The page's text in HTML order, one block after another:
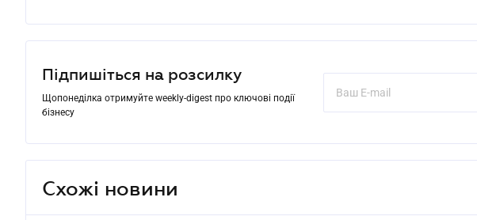
Підпишіться на розсилку
Щопонеділка отримуйте weekly-digest про ключові події
бізнесу
Схожі новини